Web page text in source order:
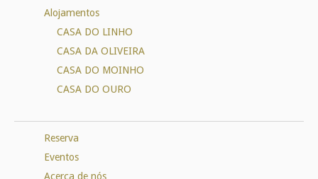
Alojamentos
CASA DO LINHO
CASA DA OLIVEIRA
CASA DO MOINHO
CASA DO OURO
Reserva
Eventos
Acerca de nós